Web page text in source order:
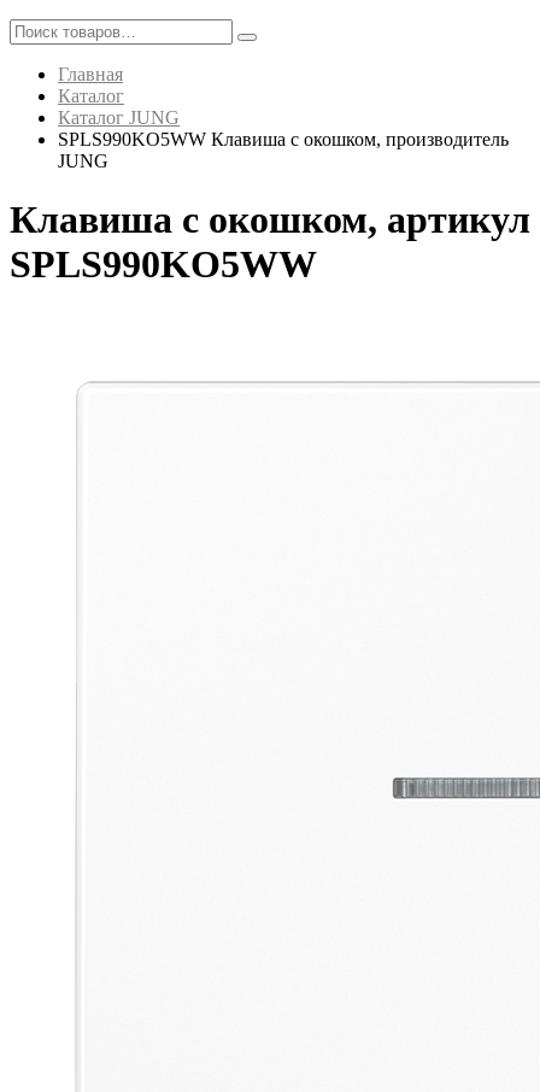
Главная
Каталог
Каталог JUNG
SPLS990KO5WW Клавиша с окошком, производитель
JUNG
Клавиша с окошком, артикул
SPLS990KO5WW